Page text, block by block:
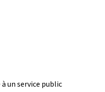
un service public